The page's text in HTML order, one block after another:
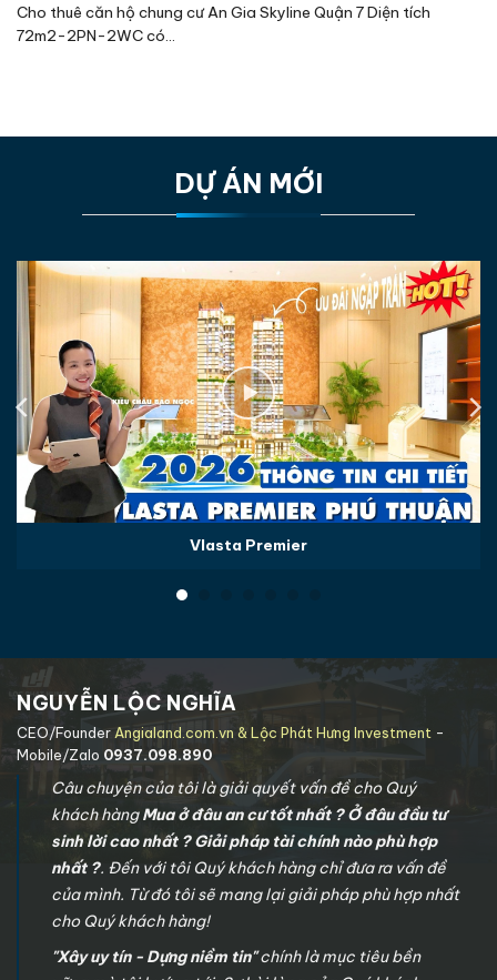
Cho thuê căn hộ chung cư An Gia Skyline Quận 7 Diện tích
72m2-2PN-2WC có...
DỰ ÁN MỚI
Vlasta Premier
NGUYỄN LỘC NGHĨA
CEO/FounderAngialand.com.vn & Lộc Phát Hưng Investment -
Mobile/Zalo 0937.098.890
Câu chuyện của tôi là giải quyết vấn đề cho Quý
khách hàngMua ở đâu an cư tốt nhất ? Ở đâu đầu tư
sinh lời cao nhất ? Giải pháp tài chính nào phù hợp
nhất ?. Đến với tôi Quý khách hàng chỉ đưa ra vấn đề
của mình. Từ đó tôi sẽ mang lại giải pháp phù hợp nhất
cho Quý khách hàng!
"Xây uy tín - Dựng niềm tin"chính là mục tiêu bền